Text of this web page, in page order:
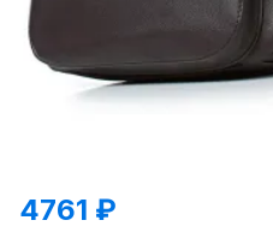
4761 ₽